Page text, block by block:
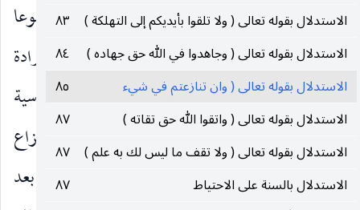
الاستدلال بقوله تعالى ( ولا تلقوا بأيديكم إلى التهلكة ) ٨٣
الاستدلال بقوله تعالى ( وجاهدوا في الله حق جهاده )
٨٤
الاستدلال بقوله تعالى ( وان تنازعتم في شيء
٨٥
الاستدلال بقوله تعالى ( واتقوا الله حق تقاته )
٨٧
الاستدلال بقوله تعالى ( ولا تقف ما ليس لك به علم ) ٨٧
الاستدلال بالسنة على الاحتياط
٨٧
مخاصمة خاصة فعلى كلام التقديرين الآية موضوعا
أجنبية عن موضوع إيجاب الاحتياط بل على تقدير إرادة
مخاصمة خاصة كالمخاصمة في الأمور السياسية
والاجتماعية فالأجنبية أوضح ، ويحتمل قويا إرادة النزاع
بين الأمة وولي الأمر في الأمور العامة لأنها وردت بعد